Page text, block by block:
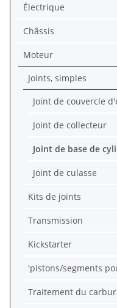
Électrique
Châssis
Moteur
Joints, simples
Joint de couvercle
Joint de collecteur
Joint de base de
Joint de culasse
Kits de joints
Transmission
Kickstarter
'pistons/segments
Traitement du